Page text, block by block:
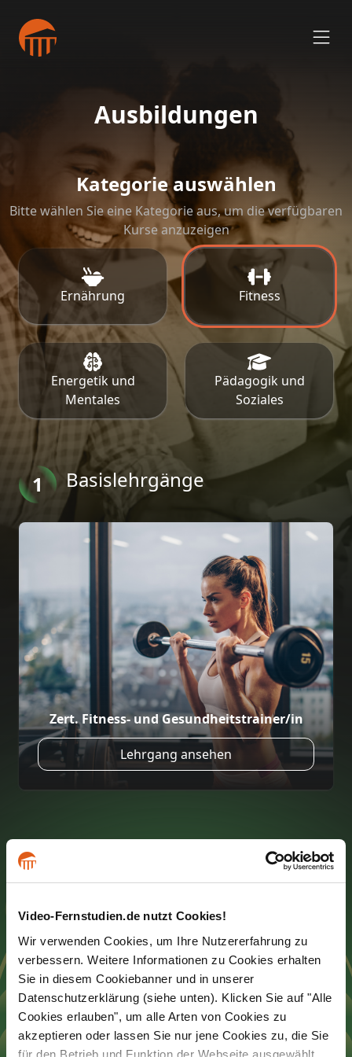
Video-Fernstudien.de nutzt Cookies!
Wir verwenden Cookies, um Ihre Nutzererfahrung zu
verbessern. Weitere Informationen zu Cookies erhalten
Sie in diesem Cookiebanner und in unserer
Datenschutzerklärung (siehe unten). Klicken Sie auf "Alle
Cookies erlauben", um alle Arten von Cookies zu
akzeptieren oder lassen Sie nur jene Cookies zu, die Sie
für den Betrieb und Funktion der Webseite ausgewählt
Ausbildungen
Kategorie auswählen
Bitte wählen Sie eine Kategorie aus, um die verfügbaren
Kurse anzuzeigen
Ernährung Fitness
Energetik und
Mentales
Pädagogik und
Soziales
1 Basislehrgänge
Zert. Fitness- und Gesundheitstrainer/in
Lehrgang ansehen
Learn@Home
Premium
Lernen Sie so viel Sie wollen mit